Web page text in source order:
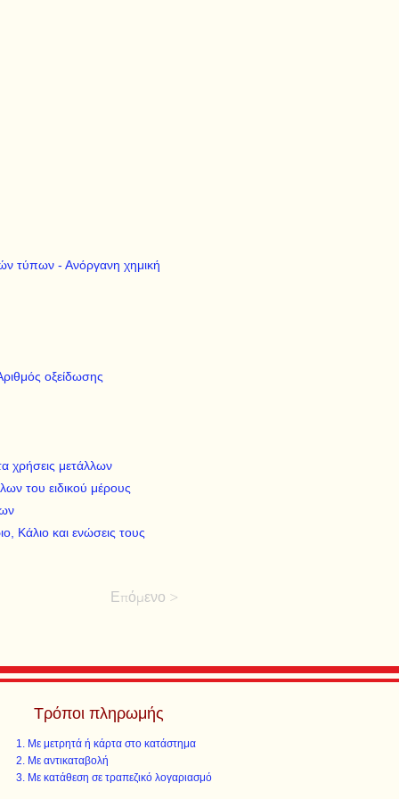
τύπων - Ανόργανη χημική
οξείδωσης
χρήσεις μετάλλων
του ειδικού μέρους
Κάλιο και ενώσεις τους
Επόμενο >
Τρόποι πληρωμής
Με μετρητά ή κάρτα στο κατάστημα
Με αντικαταβολή
Με κατάθεση σε τραπεζικό λογαριασμό